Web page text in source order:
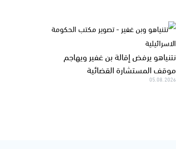
نتنياهو يرفض إقالة بن غفير ويهاجم
موقف المستشارة القضائية
05.08.2026